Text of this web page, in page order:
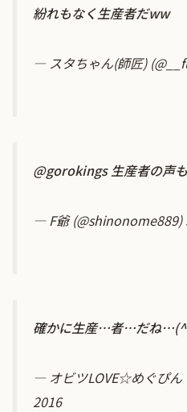
紛れもなく生産者だww
— スタちゃん(師匠)
@gorokings生産者の声も
— F爺 (@shinonome889)
確かに生産…者…だね
— オビツLOVE☆めぐぴん
2016